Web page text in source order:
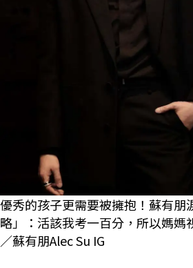
優秀的孩子更需要被擁抱！蘇有朋
略」：活該我考一百分，所以媽媽
／蘇有朋Alec Su IG